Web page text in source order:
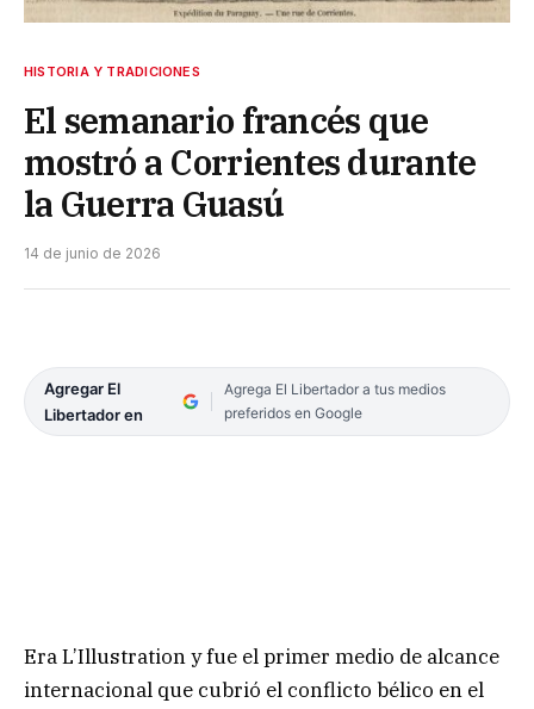
HISTORIA Y TRADICIONES
El semanario francés que
mostró a Corrientes durante
la Guerra Guasú
14 de junio de 2026
Agregar El
Libertador en
Agrega El Libertador a tus medios
preferidos en Google
Era L’Illustration y fue el primer medio de alcance
internacional que cubrió el conflicto bélico en el